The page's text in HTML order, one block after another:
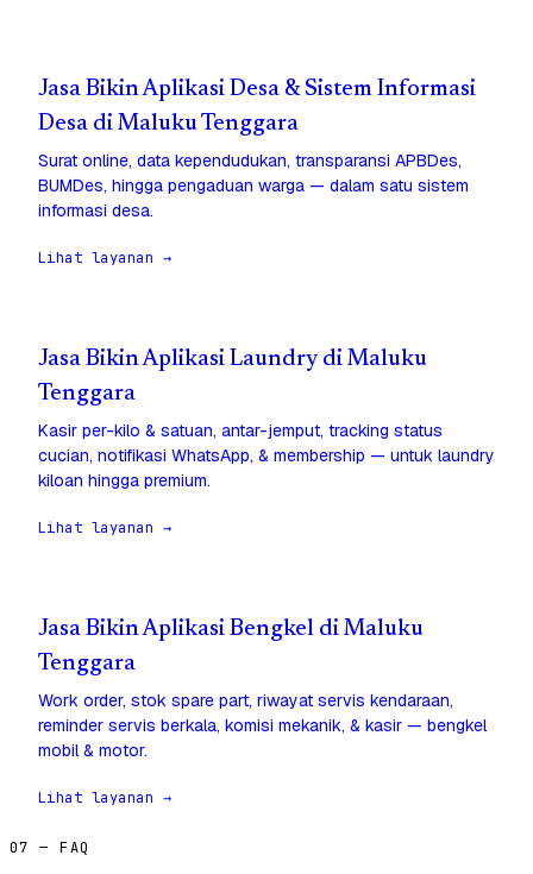
Jasa Bikin Aplikasi Desa & Sistem Informasi
Desa di Maluku Tenggara
Surat online, data kependudukan, transparansi APBDes,
BUMDes, hingga pengaduan warga — dalam satu sistem
informasi desa.
Lihat layanan →
Jasa Bikin Aplikasi Laundry di Maluku
Tenggara
Kasir per-kilo & satuan, antar-jemput, tracking status
cucian, notifikasi WhatsApp, & membership — untuk laundry
kiloan hingga premium.
Lihat layanan →
Jasa Bikin Aplikasi Bengkel di Maluku
Tenggara
Work order, stok spare part, riwayat servis kendaraan,
reminder servis berkala, komisi mekanik, & kasir — bengkel
mobil & motor.
Lihat layanan →
07 — FAQ